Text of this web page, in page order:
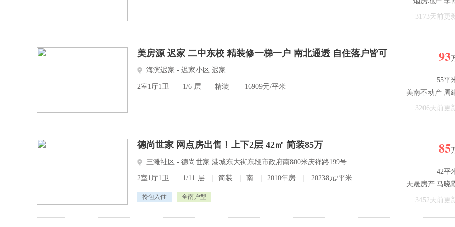
3173天前更
美房源 迟家 二中东校 精装修一梯一户 南北通透 自住落户皆可
海滨迟家 - 迟家小区 迟家
2室1厅1卫 1/6 层 精装 16909元/平米
93
55平
美南不动产 周
3206天前更
德尚世家 网点房出售！上下2层 42㎡ 简装85万
三滩社区 - 德尚世家 港城东大街东段市政府南800米庆祥路199号
2室1厅1卫 1/11 层 简装 南 2010年房 20238元/平米
拎包入住 全南户型
85
42平
天晟房产 马晓
3452天前更